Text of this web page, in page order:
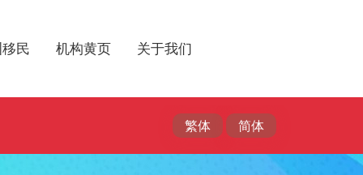
民 机构黄页 关于我们